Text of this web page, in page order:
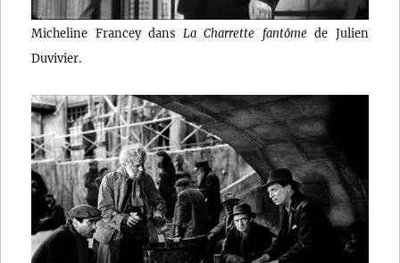
Micheline Francey dans La Charrette fantômede Julien
Duvivier.